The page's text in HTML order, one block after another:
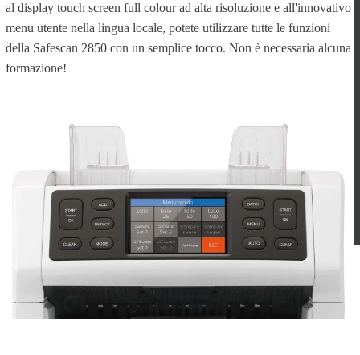
al display touch screen full colour ad alta risoluzione e all'innovativo
menu utente nella lingua locale, potete utilizzare tutte le funzioni
della Safescan 2850 con un semplice tocco. Non è necessaria alcuna
formazione!